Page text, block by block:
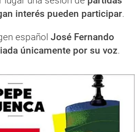
interés pueden participar.
español José Fernando
únicamente por su voz.